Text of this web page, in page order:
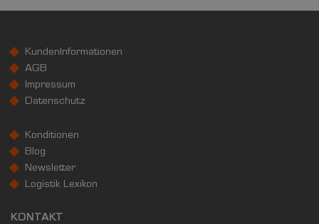
KundenInformationen
AGB
Impressum
Datenschutz
Konditionen
Blog
Newsletter
Logistik Lexikon
KONTAKT